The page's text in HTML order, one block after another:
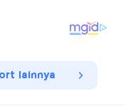
lainnya